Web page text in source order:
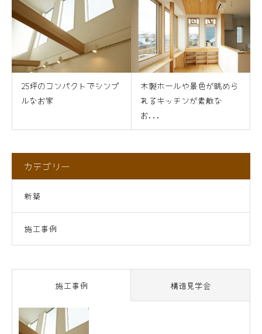
25坪のコンパクトでシンプ
ルなお家
木製ホールや景色が眺めら
れるキッチンが素敵な
お...
カテゴリー
新築
施工事例
施工事例 構造見学会